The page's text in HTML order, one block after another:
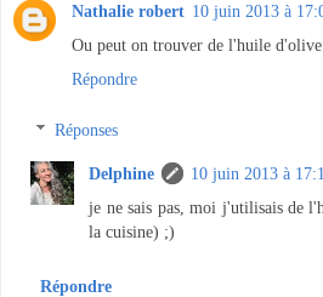
Nathalie robert 10 juin 2013 à
Ou peut on trouver de l'huile
Répondre
Réponses
Delphine
10 juin 2013 à
je ne sais pas, moi j'utilisais de
la cuisine) ;)
Répondre